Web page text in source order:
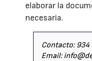
elaborar la
necesaria.
Contacto: 934
Email: